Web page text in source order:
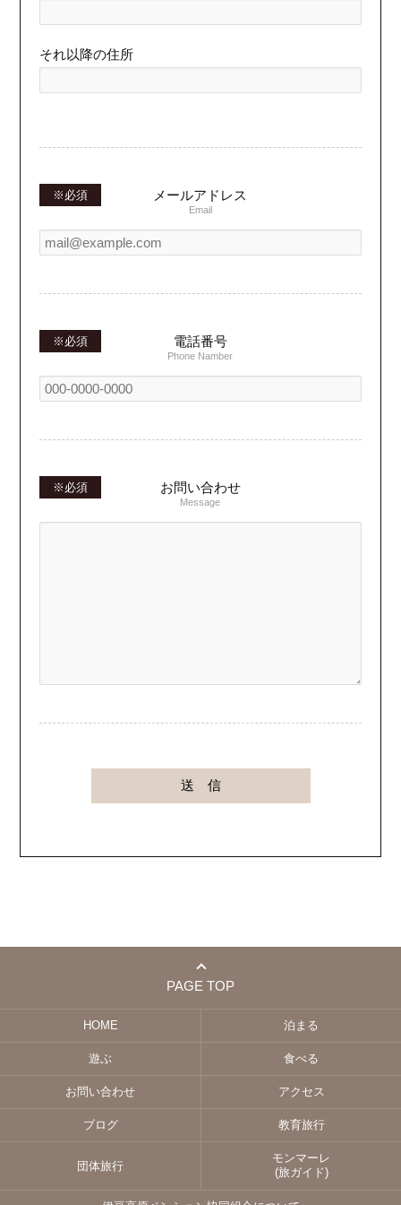
それ以降の住所
メールアドレス
Email
電話番号
Phone Namber
お問い合わせ
Message
PAGE TOP
HOME 泊まる
遊ぶ 食べる
お問い合わせ アクセス
ブログ 教育旅行
団体旅行
モンマーレ
(旅ガイド)